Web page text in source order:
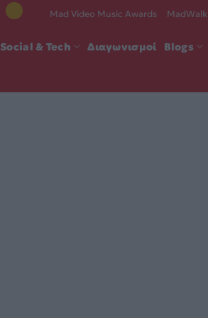
Mad Video Music Awards MadWalk
Social & Tech Διαγωνισμοί Blogs